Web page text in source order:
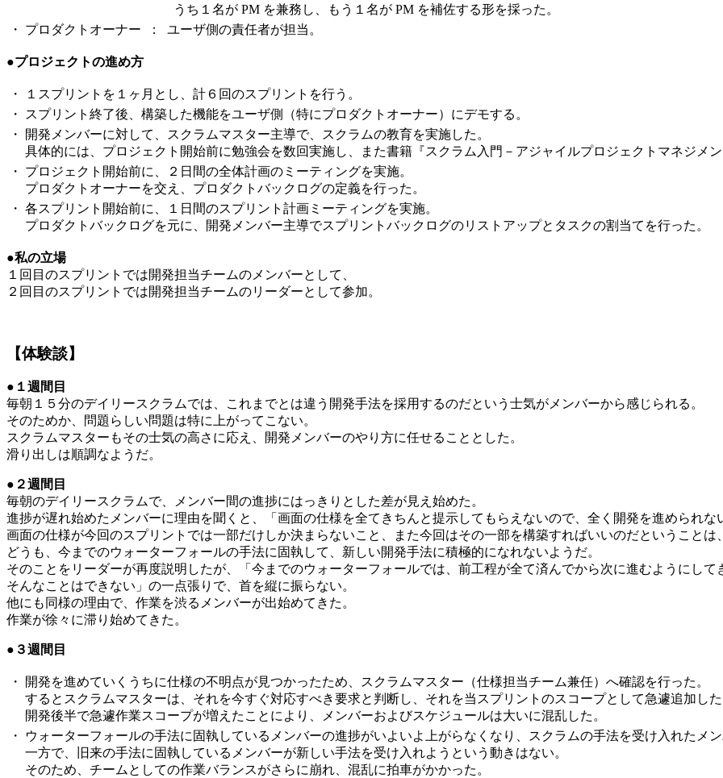
うち１名が PM を兼務し、もう１名が PM を補佐する形を採った。
・
プロダクトオーナー ： ユーザ側の責任者が担当。
●プロジェクトの進め方
・
１スプリントを１ヶ月とし、計６回のスプリントを行う。
・
スプリント終了後、構築した機能をユーザ側（特にプロダクトオーナー）にデモする。
・
開発メンバーに対して、スクラムマスター主導で、スクラムの教育を実施した。
具体的には、プロジェクト開始前に勉強会を数回実施し、また書籍『スクラム入門－アジャイルプロジェクトマネジメ
・
プロジェクト開始前に、２日間の全体計画のミーティングを実施。
プロダクトオーナーを交え、プロダクトバックログの定義を行った。
・ 各スプリント開始前に、１日間のスプリント計画ミーティングを実施。
プロダクトバックログを元に、開発メンバー主導でスプリントバックログのリストアップとタスクの割当てを行った。
●私の立場
１回目のスプリントでは開発担当チームのメンバーとして、
２回目のスプリントでは開発担当チームのリーダーとして参加。
【体験談】
●１週間目
毎朝１５分のデイリースクラムでは、これまでとは違う開発手法を採用するのだという士気がメンバーから感じられる。
そのためか、問題らしい問題は特に上がってこない。
スクラムマスターもその士気の高さに応え、開発メンバーのやり方に任せることとした。
滑り出しは順調なようだ。
●２週間目
毎朝のデイリースクラムで、メンバー間の進捗にはっきりとした差が見え始めた。
進捗が遅れ始めたメンバーに理由を聞くと、「画面の仕様を全てきちんと提示してもらえないので、全く開発を進められな
画面の仕様が今回のスプリントでは一部だけしか決まらないこと、また今回はその一部を構築すればいいのだということは
どうも、今までのウォーターフォールの手法に固執して、新しい開発手法に積極的になれないようだ。
そのことをリーダーが再度説明したが、「今までのウォーターフォールでは、前工程が全て済んでから次に進むようにして
そんなことはできない」の一点張りで、首を縦に振らない。
他にも同様の理由で、作業を渋るメンバーが出始めてきた。
作業が徐々に滞り始めてきた。
●３週間目
・
開発を進めていくうちに仕様の不明点が見つかったため、スクラムマスター（仕様担当チーム兼任）へ確認を行った。
するとスクラムマスターは、それを今すぐ対応すべき要求と判断し、それを当スプリントのスコープとして急遽追加した
開発後半で急遽作業スコープが増えたことにより、メンバーおよびスケジュールは大いに混乱した。
・
ウォーターフォールの手法に固執しているメンバーの進捗がいよいよ上がらなくなり、スクラムの手法を受け入れたメ
一方で、旧来の手法に固執しているメンバーが新しい手法を受け入れようという動きはない。
そのため、チームとしての作業バランスがさらに崩れ、混乱に拍車がかかった。